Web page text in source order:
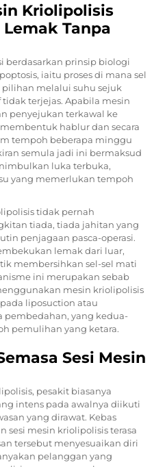
Kriolipolisis
Tanpa
berdasarkan prinsip biologi
iaitu proses di mana sel
melalui suhu sejuk
terjejas. Apabila mesin
penyejukan terkawal ke
hablur dan secara
tempoh beberapa minggu
semula jadi ini bermaksud
luka terbuka,
yang memerlukan tempoh
tidak pernah
tiada, tiada jahitan yang
penjagaan pasca-operasi.
lemak dari luar,
membersihkan sel-sel mati
ini merupakan sebab
mesin kriolipolisis
liposuction atau
pembedahan, yang kedua-
pemulihan yang ketara.
Sesi Mesin
pesakit biasanya
intens pada awalnya diikuti
yang dirawat. Kebas
sesi mesin kriolipolisis terasa
tersebut menyesuaikan diri
pelanggan yang